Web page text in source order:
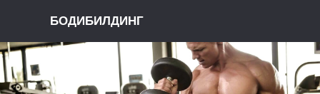
БОДИБИЛДИНГ